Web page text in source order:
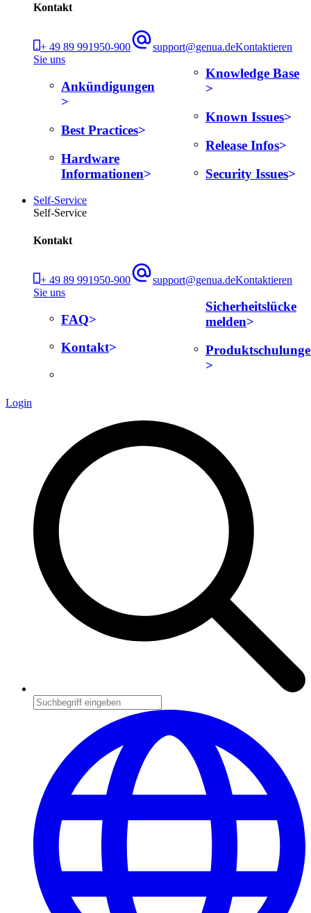
Kontakt
+ 49 89 991950-900 support@genua.deKontaktieren
Sie uns
Ankündigungen
Best Practices
Hardware
Informationen
Knowledge Base
Known Issues
Release Infos
Security Issues
Self-Service
Self-Service
Kontakt
+ 49 89 991950-900 support@genua.deKontaktieren
Sie uns
FAQ
Kontakt
Sicherheitslücke
melden
Login